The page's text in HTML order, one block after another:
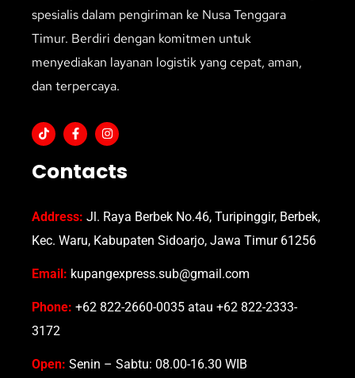
spesialis dalam pengiriman ke Nusa Tenggara
Timur. Berdiri dengan komitmen untuk
menyediakan layanan logistik yang cepat, aman,
dan terpercaya.
Contacts
Address: Jl. Raya Berbek No.46, Turipinggir, Berbek,
Kec. Waru, Kabupaten Sidoarjo, Jawa Timur 61256
Email: kupangexpress.sub@gmail.com
Phone: +62 822-2660-0035 atau +62 822-2333-
3172
Open: Senin – Sabtu: 08.00-16.30 WIB